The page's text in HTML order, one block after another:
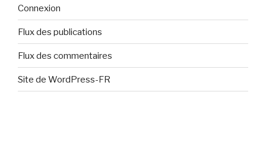
Connexion
Flux des publications
Flux des commentaires
Site de WordPress-FR